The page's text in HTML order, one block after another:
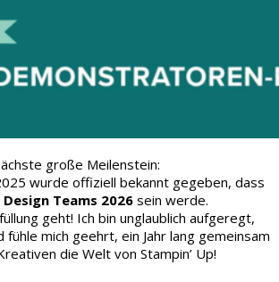
große Meilenstein:
wurde offiziell bekannt gegeben, dass
Teams 2026 sein werde.
geht! Ich bin unglaublich aufgeregt,
mich geehrt, ein Jahr lang gemeinsam
die Welt von Stampin’ Up!